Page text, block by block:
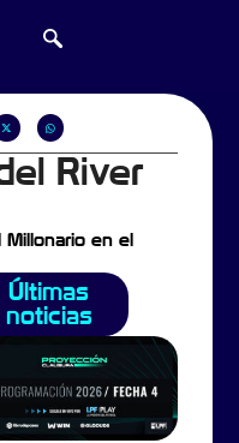
River
en el
Últimas
noticias